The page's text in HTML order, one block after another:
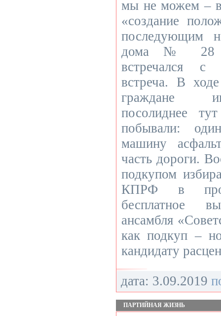
мы не можем –
«создание
последующим
дома № 28
встречался с
встреча. В
граждане
посолиднее
побывали:
машину
часть дороги.
подкупом
КПРФ в
бесплатное
ансамбля
как подкуп –
кандидату
дата: 3.09.2019
ПАРТИЙНАЯ ЖИЗНЬ